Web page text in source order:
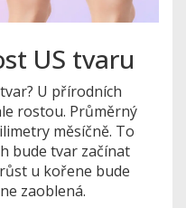
US tvaru
U přírodních
rostou. Průměrný
měsíčně. To
bude tvar začínat
u kořene bude
zaoblená.